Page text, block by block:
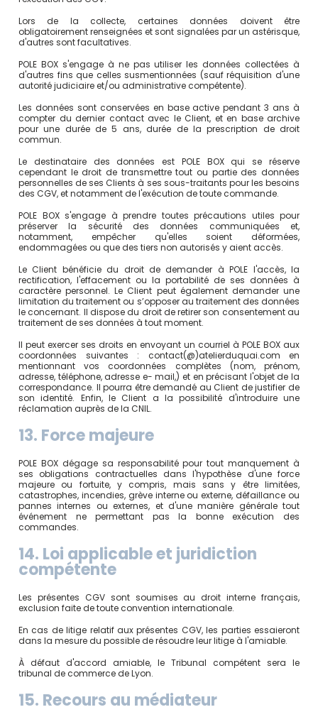
Lors de la collecte, certaines données doivent être
obligatoirement renseignées et sont signalées par un astérisque,
d'autres sont facultatives.
POLE BOX s'engage à ne pas utiliser les données collectées à
d'autres fins que celles susmentionnées (sauf réquisition d'une
autorité judiciaire et/ou administrative compétente).
Les données sont conservées en base active pendant 3 ans à
compter du dernier contact avec le Client, et en base archive
pour une durée de 5 ans, durée de la prescription de droit
commun.
Le destinataire des données est POLE BOX qui se réserve
cependant le droit de transmettre tout ou partie des données
personnelles de ses Clients à ses sous-traitants pour les besoins
des CGV, et notamment de l'exécution de toute commande.
POLE BOX s'engage à prendre toutes précautions utiles pour
préserver la sécurité des données communiquées et,
notamment, empêcher qu'elles soient déformées,
endommagées ou que des tiers non autorisés y aient accès.
Le Client bénéficie du droit de demander à POLE l'accès, la
rectification, l'effacement ou la portabilité de ses données à
caractère personnel. Le Client peut également demander une
limitation du traitement ou s’opposer au traitement des données
le concernant. Il dispose du droit de retirer son consentement au
traitement de ses données à tout moment.
Il peut exercer ses droits en envoyant un courriel à POLE BOX aux
coordonnées suivantes : contact(@)atelierduquai.com en
mentionnant vos coordonnées complètes (nom, prénom,
adresse, téléphone, adresse e- mail,) et en précisant l'objet de la
correspondance. Il pourra être demandé au Client de justifier de
son identité. Enfin, le Client a la possibilité d'introduire une
réclamation auprès de la CNIL.
13. Force majeure
POLE BOX dégage sa responsabilité pour tout manquement à
ses obligations contractuelles dans l'hypothèse d'une force
majeure ou fortuite, y compris, mais sans y être limitées,
catastrophes, incendies, grève interne ou externe, défaillance ou
pannes internes ou externes, et d'une manière générale tout
événement ne permettant pas la bonne exécution des
commandes.
14. Loi applicable et juridiction
compétente
Les présentes CGV sont soumises au droit interne français,
exclusion faite de toute convention internationale.
En cas de litige relatif aux présentes CGV, les parties essaieront
dans la mesure du possible de résoudre leur litige à l'amiable.
À défaut d'accord amiable, le Tribunal compétent sera le
tribunal de commerce de Lyon.
15. Recours au médiateur